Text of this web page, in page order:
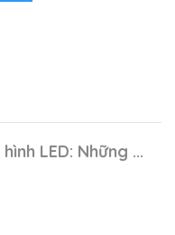
LED: Những ...